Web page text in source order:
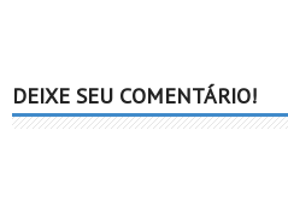
DEIXE SEU COMENTÁRIO!